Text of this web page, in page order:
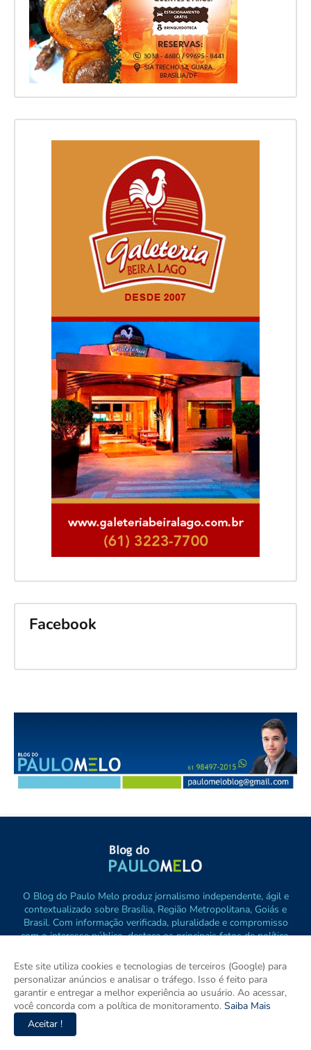
Facebook
O Blog do Paulo Melo produz jornalismo independente, ágil e
contextualizado sobre Brasília, Região Metropolitana, Goiás e
Brasil. Com informação verificada, pluralidade e compromisso
com o interesse público, destaca os principais fatos de política,
Este site utiliza cookies e tecnologias de terceiros (Google) para
personalizar anúncios e analisar o tráfego. Isso é feito para
garantir e entregar a melhor experiência ao usuário. Ao acessar,
você concorda com a política de monitoramento. Saiba Mais
Aceitar !